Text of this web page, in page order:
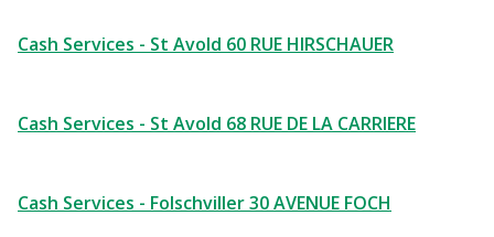
Cash Services - St Avold 60 RUE HIRSCHAUER
Cash Services - St Avold 68 RUE DE LA CARRIERE
Cash Services - Folschviller 30 AVENUE FOCH